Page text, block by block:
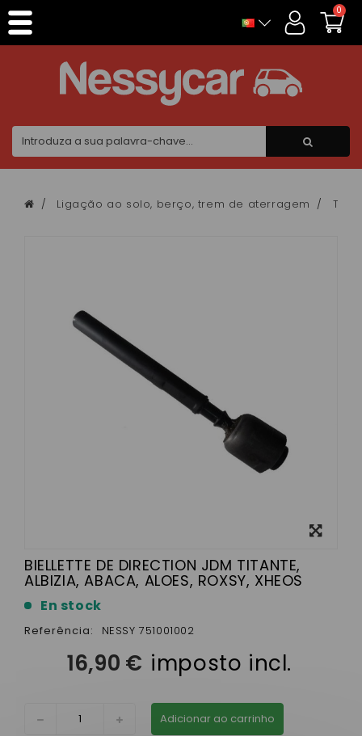
0
Ligação ao solo, berço, trem de aterragem
BIELLETTE DE DIRECTION JDM TITANTE,
ALBIZIA, ABACA, ALOES, ROXSY, XHEOS
En stock
Referência: NESSY 751001002
16,90 € imposto incl.
Adicionar ao carrinho
Painel de Gerenciamento de Cookies